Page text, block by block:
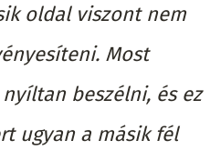
oldal viszont nem
Most
beszélni, és ez
ugyan a másik fél